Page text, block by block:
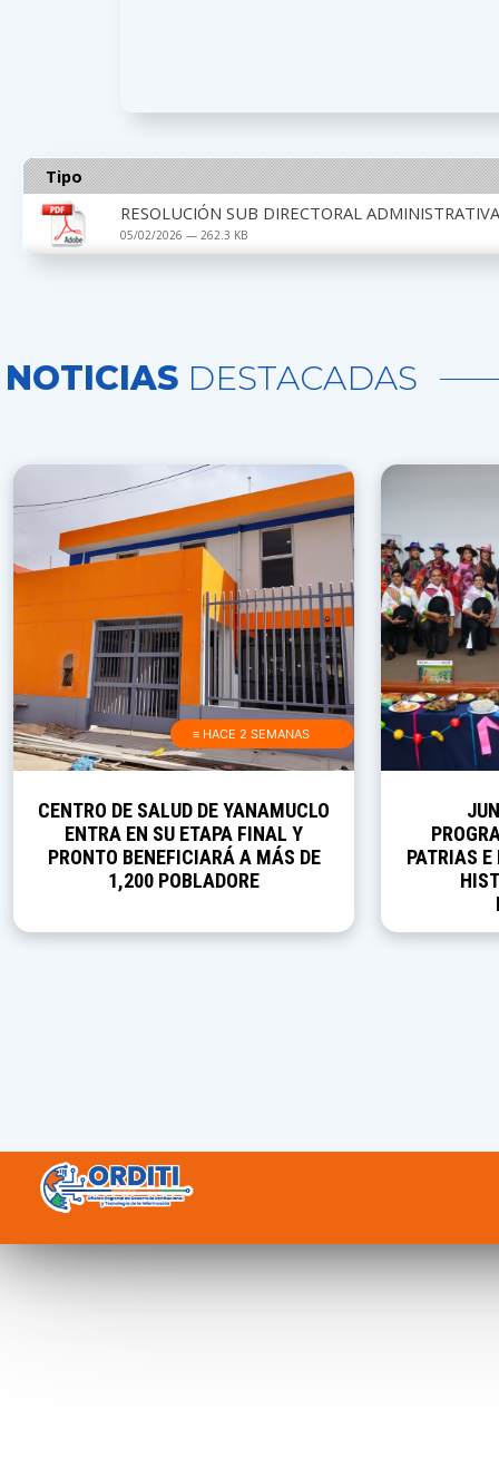
Tipo
RESOLUCIÓN SUB DIRECTORAL
05/02/2026 — 262.3 KB
NOTICIAS DESTACADAS
≡ HACE 2 SEMANAS
CENTRO DE SALUD DE YANAMUCLO
ENTRA EN SU ETAPA FINAL Y
PRONTO BENEFICIARÁ A MÁS DE
1,200 POBLADORE
PATRIAS